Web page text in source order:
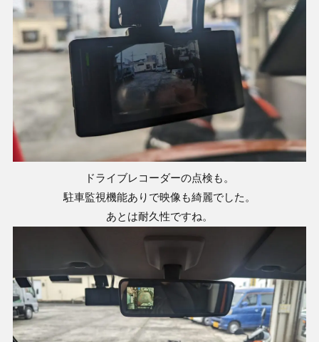
ドライブレコーダーの点検も。
駐車監視機能ありで映像も綺麗でした。
あとは耐久性ですね。